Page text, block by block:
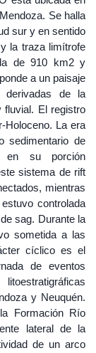
Se halla
sur y en sentido
la traza limítrofe
de 910 km2 y
a un paisaje
derivadas de la
El registro
Holoceno. La era
sedimentario de
en su porción
sistema de rift
mientras
controlada
sag. Durante la
sometida a las
cíclico es el
de eventos
y Neuquén.
Formación Río
lateral de la
de un arco